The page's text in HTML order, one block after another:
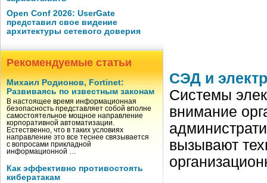
Open Conf 2026: UserGate
представил свое видение
архитектуры сетевого доверия
Рекомендуемые статьи
Михаил Родионов, Fortinet:
Развиваясь по известным законам
В настоящее время информационная
безопасность представляет собой вполне
самостоятельное мощное направление
корпоративной автоматизации.
Естественно, что в таких условиях
направление это все теснее связывается
с вопросами прикладной
информационной …
Как эффективно противостоять
кибератакам
СЭД и
Системы
внимание
вызывают